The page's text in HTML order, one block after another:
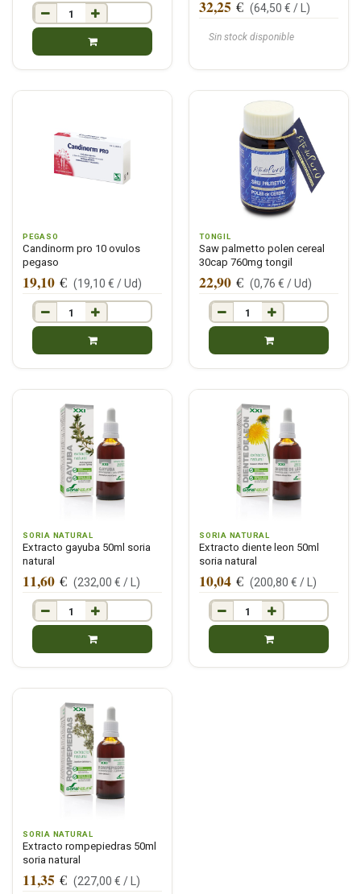
Sin stock disponible
32,25 € (64,50 € / )
PEGASO
Candinorm pro 10 ovulos
pegaso
19,10 € (19,10 € /Ud)
TONGIL
Saw palmetto polen cereal
30cap 760mg tongil
22,90 € (0,76 € /Ud)
SORIA NATURAL
Extracto gayuba 50ml soria
natural
11,60 € (232,00 € / )
SORIA NATURAL
Extracto diente leon 50ml
soria natural
10,04 € (200,80 € / )
SORIA NATURAL
Extracto rompepiedras 50ml
soria natural
11,35 € (227,00 € / )